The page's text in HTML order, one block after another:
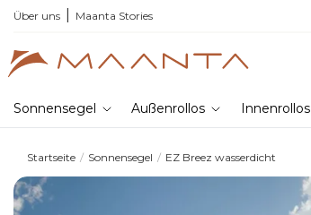
Über uns Maanta Stories
Sonnensegel Außenrollos Innenrollos
Startseite Sonnensegel EZ Breez wasserdicht